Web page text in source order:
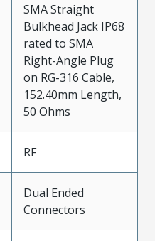
SMA Straight
Bulkhead Jack IP68
rated to SMA
Right-Angle Plug
on RG-316 Cable,
152.40mm Length,
50 Ohms
RF
Dual Ended
Connectors